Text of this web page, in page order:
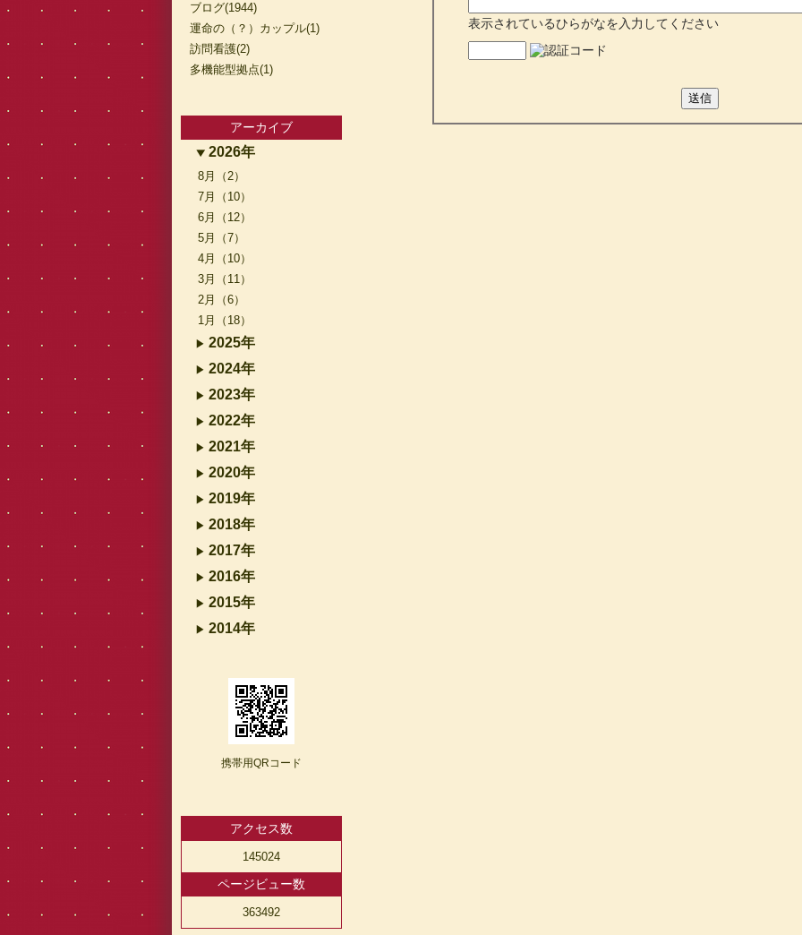
表示されているひらがなを入力してください
ブログ(1944)
運命の（？）カップル(1)
訪問看護(2)
多機能型拠点(1)
アーカイブ
2026年
8月（2）
7月（10）
6月（12）
5月（7）
4月（10）
3月（11）
2月（6）
1月（18）
2025年
2024年
2023年
2022年
2021年
2020年
2019年
2018年
2017年
2016年
2015年
2014年
携帯用QRコード
アクセス数
145024
ページビュー数
363492